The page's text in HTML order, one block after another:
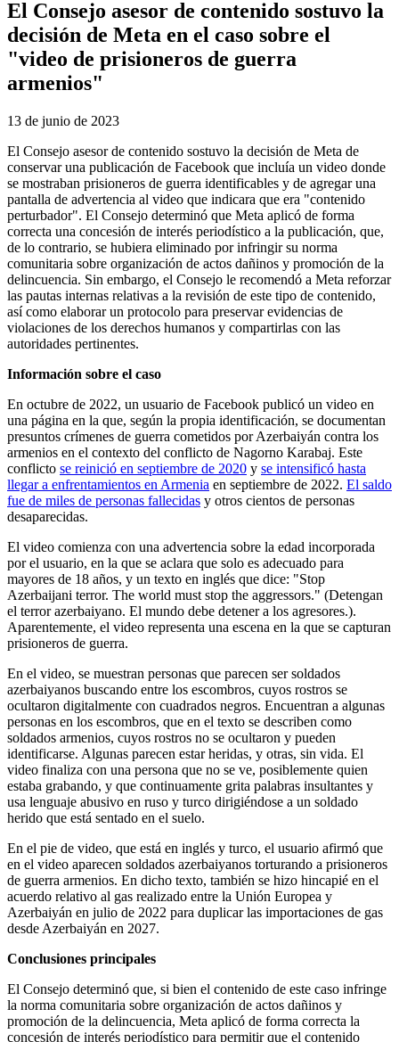
El Consejo asesor de contenido sostuvo la
decisión de Meta en el caso sobre el
"video de prisioneros de guerra
armenios"
13 de junio de 2023
El Consejo asesor de contenido sostuvo la decisión de Meta de
conservar una publicación de Facebook que incluía un video donde
se mostraban prisioneros de guerra identificables y de agregar una
pantalla de advertencia al video que indicara que era "contenido
perturbador". El Consejo determinó que Meta aplicó de forma
correcta una concesión de interés periodístico a la publicación, que,
de lo contrario, se hubiera eliminado por infringir su norma
comunitaria sobre organización de actos dañinos y promoción de la
delincuencia. Sin embargo, el Consejo le recomendó a Meta reforzar
las pautas internas relativas a la revisión de este tipo de contenido,
así como elaborar un protocolo para preservar evidencias de
violaciones de los derechos humanos y compartirlas con las
autoridades pertinentes.
Información sobre el caso
En octubre de 2022, un usuario de Facebook publicó un video en
una página en la que, según la propia identificación, se documentan
presuntos crímenes de guerra cometidos por Azerbaiyán contra los
armenios en el contexto del conflicto de Nagorno Karabaj​. Este
conflicto se reinició en septiembre de 2020 y se intensificó hasta
llegar a enfrentamientos en Armenia en septiembre de 2022. El saldo
fue de miles de personas fallecidas y otros cientos de personas
desaparecidas.
El video comienza con una advertencia sobre la edad incorporada
por el usuario, en la que se aclara que solo es adecuado para
mayores de 18 años, y un texto en inglés que dice: "Stop
Azerbaijani terror. The world must stop the aggressors." (Detengan
el terror azerbaiyano. El mundo debe detener a los agresores.).
Aparentemente, el video representa una escena en la que se capturan
prisioneros de guerra.
En el video, se muestran personas que parecen ser soldados
azerbaiyanos buscando entre los escombros, cuyos rostros se
ocultaron digitalmente con cuadrados negros. Encuentran a algunas
personas en los escombros, que en el texto se describen como
soldados armenios, cuyos rostros no se ocultaron y pueden
identificarse. Algunas parecen estar heridas, y otras, sin vida. El
video finaliza con una persona que no se ve, posiblemente quien
estaba grabando, y que continuamente grita palabras insultantes y
usa lenguaje abusivo en ruso y turco dirigiéndose a un soldado
herido que está sentado en el suelo.
En el pie de video, que está en inglés y turco, el usuario afirmó que
en el video aparecen soldados azerbaiyanos torturando a prisioneros
de guerra armenios. En dicho texto, también se hizo hincapié en el
acuerdo relativo al gas realizado entre la Unión Europea y
Azerbaiyán en julio de 2022 para duplicar las importaciones de gas
desde Azerbaiyán en 2027.
Conclusiones principales
El Consejo determinó que, si bien el contenido de este caso infringe
la norma comunitaria sobre organización de actos dañinos y
promoción de la delincuencia, Meta aplicó de forma correcta la
concesión de interés periodístico para permitir que el contenido